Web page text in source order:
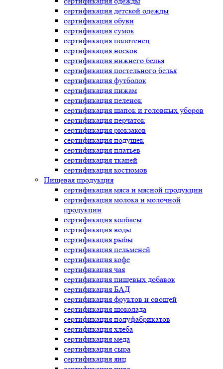
сертификация детской одежды
сертификация обуви
сертификация сумок
сертификация полотенец
сертификация носков
сертификация нижнего белья
сертификация постельного белья
сертификация футболок
сертификация пижам
сертификация пеленок
сертификация шапок и головных уборов
сертификация перчаток
сертификация рюкзаков
сертификация подушек
сертификация платьев
сертификация тканей
сертификация костюмов
Пищевая продукция
сертификация мяса и мясной продукции
сертификация молока и молочной
продукции
сертификация колбасы
сертификация воды
сертификация рыбы
сертификация пельменей
сертификация кофе
сертификация чая
сертификация пищевых добавок
сертификация БАД
сертификация фруктов и овощей
сертификация шоколада
сертификация полуфабрикатов
сертификация хлеба
сертификация меда
сертификация сыра
сертификация яиц